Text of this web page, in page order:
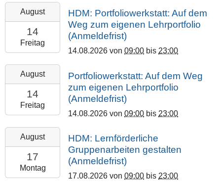
13T19:30:00+02:00
2026-
14T09:00:00+02:00
2026-
08-
14T23:00:00+02:00
Technische
Mittelhessen
(online)
August
14
Freitag
HDM: Portfoliowerkstatt: Auf dem
Weg zum eigenen Lehrportfolio
(Anmeldefrist)
14.08.2026 von09:00 bis 23:00
2026-
14T09:00:00+02:00
2026-
08-
14T23:00:00+02:00
Technische
Mittelhessen
August
14
Freitag
Portfoliowerkstatt: Auf dem Weg
zum eigenen Lehrportfolio
(Anmeldefrist)
14.08.2026 von09:00 bis 23:00
2026-
17T09:00:00+02:00
2026-
08-
August
17
Montag
HDM: Lernförderliche
Gruppenarbeiten gestalten
(Anmeldefrist)
17.08.2026 von09:00 bis 23:00